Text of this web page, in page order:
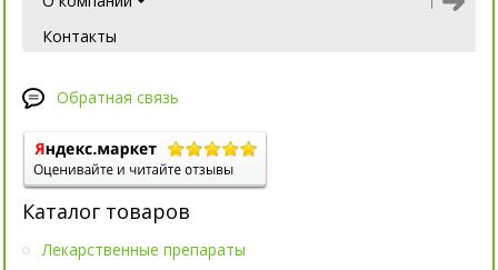
Контакты
Обратная связь
Каталог товаров
Лекарственные препараты